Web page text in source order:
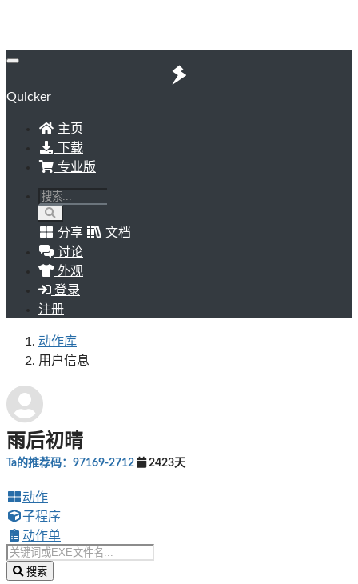
Quicker
主页
下载
专业版
分享
文档
讨论
外观
登录
注册
动作库
用户信息
雨后初晴
Ta的推荐码：97169-2712 2423天
动作
子程序
动作单
搜索